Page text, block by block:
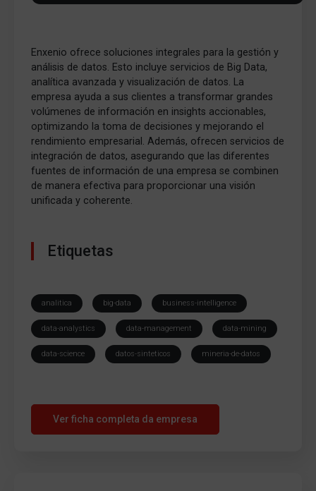
Enxenio ofrece soluciones integrales para la gestión y
análisis de datos. Esto incluye servicios de Big Data,
analítica avanzada y visualización de datos. La
empresa ayuda a sus clientes a transformar grandes
volúmenes de información en insights accionables,
optimizando la toma de decisiones y mejorando el
rendimiento empresarial. Además, ofrecen servicios de
integración de datos, asegurando que las diferentes
fuentes de información de una empresa se combinen
de manera efectiva para proporcionar una visión
unificada y coherente.
Etiquetas
analitica big-data business-intelligence
data-analystics data-management data-mining
data-science datos-sinteticos mineria-de-datos
Ver ficha completa da empresa